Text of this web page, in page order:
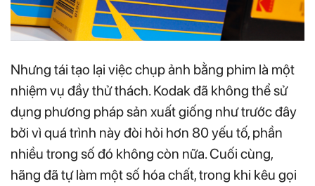
Nhưng tái tạo lại việc chụp ảnh bằng phim là một
nhiệm vụ đầy thử thách. Kodak đã không thể sử
dụng phương pháp sản xuất giống như trước đây
bởi vì quá trình này đòi hỏi hơn 80 yếu tố, phần
nhiều trong số đó không còn nữa. Cuối cùng,
hãng đã tự làm một số hóa chất, trong khi kêu gọi